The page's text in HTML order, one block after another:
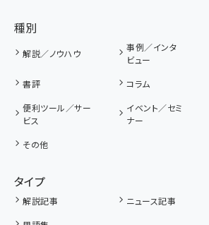
種別
解説／ノウハウ
事例／インタ
ビュー
書評 コラム
便利ツール／サー
ビス
イベント／セミ
ナー
その他
タイプ
解説記事 ニュース記事